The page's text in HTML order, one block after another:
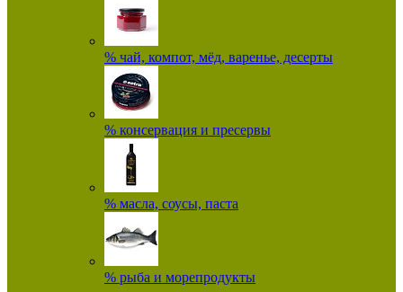
% чай, компот, мёд, варенье, десерты
% консервация и пресервы
% масла, соусы, паста
% рыба и морепродукты